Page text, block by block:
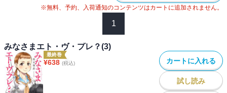
※無料、予約、入荷通知のコンテンツはカートに追加されません。
1
みなさまエト・ヴ・プレ？(3)
最終巻
¥638 (税込) カートに入れる
試し読み